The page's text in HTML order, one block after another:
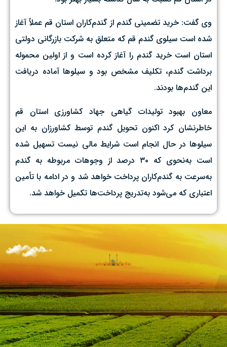
وی گفت: خرید تضمینی گندم از گندم‌کاران استان قم عملاً آغاز
شده است سیلوی گندم قم که متعلق به شرکت بازرگانی دولتی
استان است خرید گندم را آغاز کرده است و از اولین محموله
برداشت گندم، تکلیف مشخص بود و سیلوها آماده دریافت
این گندم‌ها بودند.
معاون بهبود تولیدات گیاهی جهاد کشاورزی استان قم
خاطرنشان کرد اکنون تحویل گندم توسط کشاورزان به این
سیلوها در حال انجام است شرایط مالی نیست تسهیل شده
است به‌نحوی که ۳۰ درصد از وجوهات مربوطه به گندم
به‌سرعت به گندم‌کاران پرداخت خواهد شد و در ادامه با تأمین
اعتباری که می‌شود به‌تدریج پرداخت‌ها تکمیل خواهد شد.